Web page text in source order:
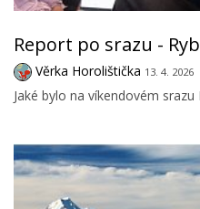
Report po srazu -
Věrka Horolištička 13. 4. 2026
Jaké bylo na víkendovém